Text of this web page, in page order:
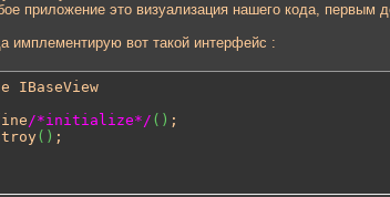
приложение это визуализация нашего кода,
имплементирую вот такой интерфейс :
/*initialize*/ ( ) ;
( )